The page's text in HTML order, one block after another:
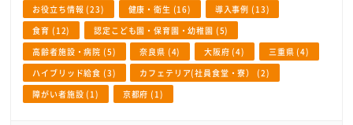
お役立ち情報 (23)
健康・衛生 (16)
導入事例 (13)
食育 (12)
認定こども園・保育園・幼稚園 (5)
高齢者施設・病院 (5)
奈良県 (4) 大阪府 (4)
三重県 (4)
ハイブリッド給食 (3)
カフェテリア(社員食堂・寮） (2)
障がい者施設 (1)
京都府 (1)